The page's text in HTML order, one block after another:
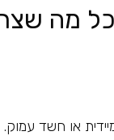
מה
או חשד